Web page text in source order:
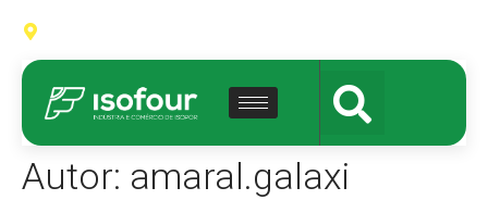
Autor: amaral.galaxi